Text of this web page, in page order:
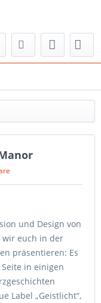
und Design von
wir euch in der
präsentieren: Es
in einigen
Label „Geistlicht“,